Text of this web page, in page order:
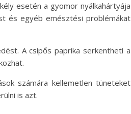
esetén a gyomor nyálkahártyája
és egyéb emésztési problémákat
A csípős paprika serkentheti a
számára kellemetlen tüneteket
is azt.